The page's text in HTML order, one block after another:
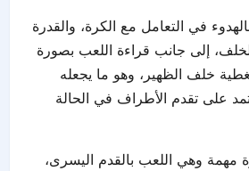
في التعامل مع الكرة، والقدرة
إلى جانب قراءة اللعب بصورة
خلف الظهير، وهو ما يجعله
على تقدم الأطراف في الحالة
مهمة وهي اللعب بالقدم اليسرى،